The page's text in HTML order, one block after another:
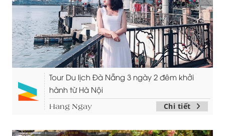
Tour Du lịch Đà Nẵng 3 ngày 2 đêm khởi
hành từ Hà Nội
Hang Ngay Chi tiết